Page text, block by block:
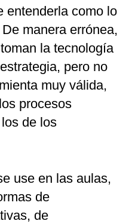
entenderla como lo
manera errónea,
la tecnología
pero no
muy válida,
procesos
de los
use en las aulas,
de
de